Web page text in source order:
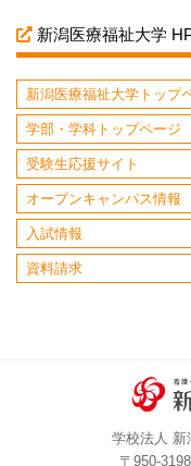
新潟医療福祉大学
新潟医療福祉大学トップ
学部・学科トップページ
受験生応援サイト
オープンキャンパス情報
入試情報
資料請求
学校法人 新
〒950-